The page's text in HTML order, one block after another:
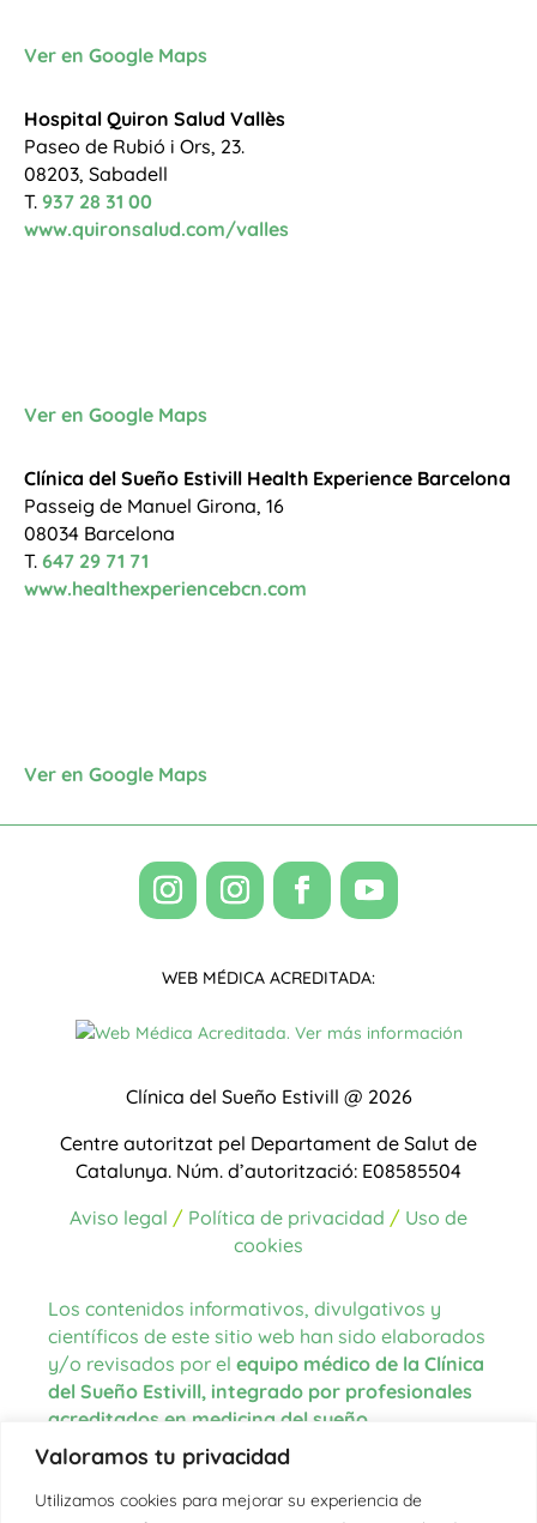
Valoramos tu privacidad
Utilizamos cookies para mejorar su experiencia de
Ver en Google Maps
Hospital Quiron Salud Vallès
Paseo de Rubió i Ors, 23.
08203, Sabadell
T. 937 28 31 00
www.quironsalud.com/valles
Ver en Google Maps
Clínica del Sueño Estivill Health Experience Barcelona
Passeig de Manuel Girona, 16
08034 Barcelona
T. 647 29 71 71
www.healthexperiencebcn.com
Ver en Google Maps
WEB MÉDICA ACREDITADA:
Clínica del Sueño Estivill @ 2026
Centre autoritzat pel Departament de Salut de
Catalunya. Núm. d’autorització: E08585504
Aviso legal / Política de privacidad / Uso de
cookies
Los contenidos informativos, divulgativos y
científicos de este sitio web han sido elaborados
y/o revisados por el equipo médico de la Clínica
del Sueño Estivill, integrado por profesionales
acreditados en medicina del sueño
Las fuentes de información utilizadas para la
redacción de los contenidos proceden de